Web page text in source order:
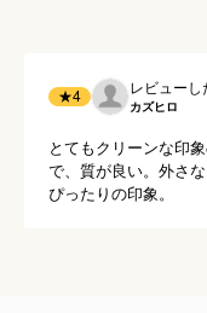
★4 レビュー
カズヒロ
とてもクリーンな印
で、質が良い。外さ
ぴったりの印象。